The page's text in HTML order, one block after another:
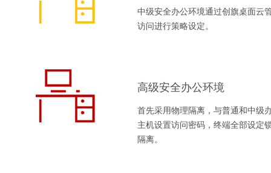
中级安全办公环境通过创旗桌面云
访问进行策略设定。
高级安全办公环境
首先采用物理隔离，与普通和中级
主机设置访问密码，终端全部设定
隔离。